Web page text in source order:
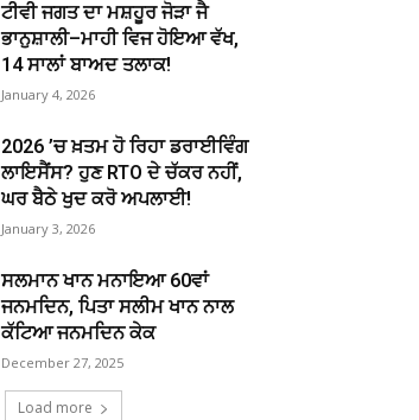
ਟੀਵੀ ਜਗਤ ਦਾ ਮਸ਼ਹੂਰ ਜੋੜਾ ਜੈ
ਭਾਨੁਸ਼ਾਲੀ–ਮਾਹੀ ਵਿਜ ਹੋਇਆ ਵੱਖ,
14 ਸਾਲਾਂ ਬਾਅਦ ਤਲਾਕ!
January 4, 2026
2026 ’ਚ ਖ਼ਤਮ ਹੋ ਰਿਹਾ ਡਰਾਈਵਿੰਗ
ਲਾਇਸੈਂਸ? ਹੁਣ RTO ਦੇ ਚੱਕਰ ਨਹੀਂ,
ਘਰ ਬੈਠੇ ਖੁਦ ਕਰੋ ਅਪਲਾਈ!
January 3, 2026
ਸਲਮਾਨ ਖਾਨ ਮਨਾਇਆ 60ਵਾਂ
ਜਨਮਦਿਨ, ਪਿਤਾ ਸਲੀਮ ਖਾਨ ਨਾਲ
ਕੱਟਿਆ ਜਨਮਦਿਨ ਕੇਕ
December 27, 2025
Load more